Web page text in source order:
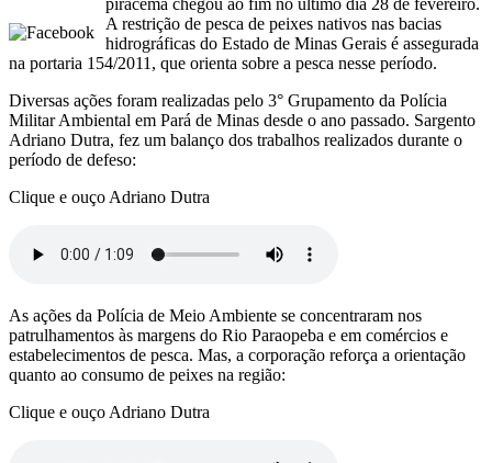
A restrição de pesca de peixes nativos nas bacias
hidrográficas do Estado de Minas Gerais é assegurada
na portaria 154/2011, que orienta sobre a pesca nesse período.
Diversas ações foram realizadas pelo 3° Grupamento da Polícia
Militar Ambiental em Pará de Minas desde o ano passado. Sargento
Adriano Dutra, fez um balanço dos trabalhos realizados durante o
período de defeso:
Clique e ouço Adriano Dutra
As ações da Polícia de Meio Ambiente se concentraram nos
patrulhamentos às margens do Rio Paraopeba e em comércios e
estabelecimentos de pesca. Mas, a corporação reforça a orientação
quanto ao consumo de peixes na região:
Clique e ouço Adriano Dutra